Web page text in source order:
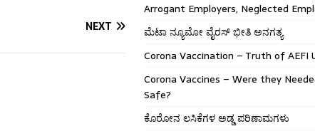
NEXT
Arrogant Employers, Neglected
ಮೆಟಾ ನ್ಯೂಮೋ ವೈರಸ್ ಭೀತಿ ಅನಗತ್ಯ
Corona Vaccination – Truth of AEFI
Corona Vaccines – Were they
Safe?
ಕೊರೋನ ಲಸಿಕೆಗಳ ಅಡ್ಡ ಪರಿಣಾಮಗಳು